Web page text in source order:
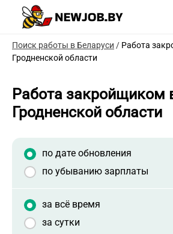
Поиск работы в Беларуси / Работа
Гродненской области
Работа закройщиком
Гродненской области
по дате обновления
по убыванию зарплаты
за всё время
за сутки